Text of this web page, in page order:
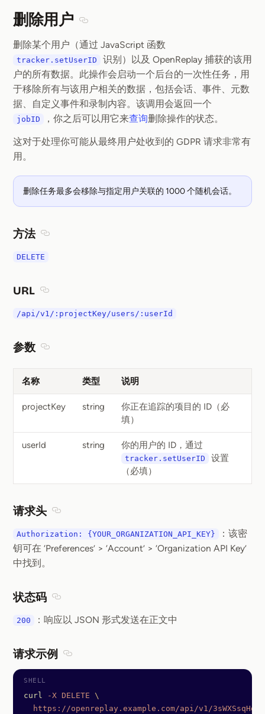
删除用户
删除某个用户（通过 JavaScript 函数
tracker.setUserID
识别）以及 OpenReplay 捕获的该用
户的所有数据。此操作会启动一个后台的一次性任务，用
于移除所有与该用户相关的数据，包括会话、事件、元数
据、自定义事件和录制内容。该调用会返回一个
jobID ，你之后可以用它来查询删除操作的状态。
这对于处理你可能从最终用户处收到的 GDPR 请求非常有
用。
删除任务最多会移除与指定用户关联的 1000 个随机会话。
方法
DELETE
URL
/api/v1/:projectKey/users/:userId
参数
名称 类型 说明
projectKey string
你正在追踪的项目的 ID（必
填）
userId string 你的用户的 ID，通过
tracker.setUserID
设置
（必填）
请求头
Authorization: {YOUR_ORGANIZATION_API_KEY}
：该密
钥可在 ‘Preferences’ > ‘Account’ > ‘Organization API Key’
中找到。
状态码
200 ：响应以 JSON 形式发送在正文中
请求示例
curl -X DELETE \
https://openreplay.example.com/api/v1/